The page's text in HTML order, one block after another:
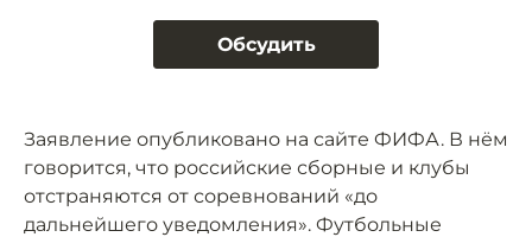
Обсудить
Заявление опубликовано на сайте ФИФА. В нём
говорится, что российские сборные и клубы
отстраняются от соревнований «до
дальнейшего уведомления». Футбольные